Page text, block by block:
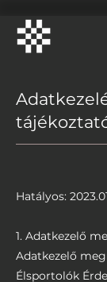
Hatályos:
1. Adatkezelő
Adatkezelő
Élsportolók